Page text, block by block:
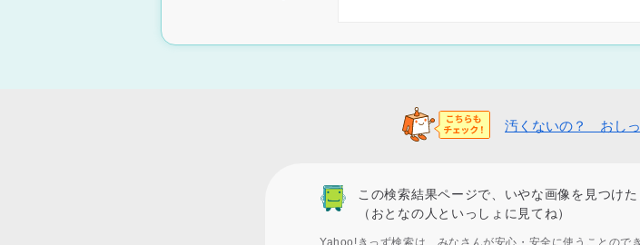
汚くないの？ おしっ
この検索結果ページで、いやな画像を見つけた
（おとなの人といっしょに見てね）